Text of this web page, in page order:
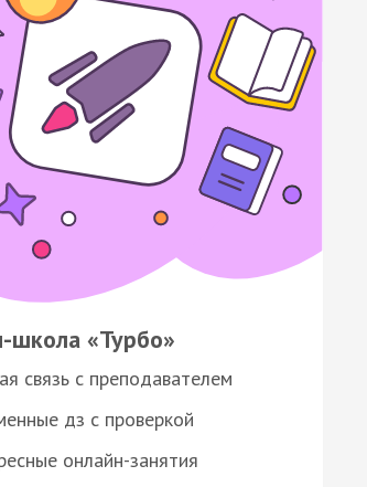
школа «Турбо»
связь с преподавателем
дз с проверкой
онлайн-занятия